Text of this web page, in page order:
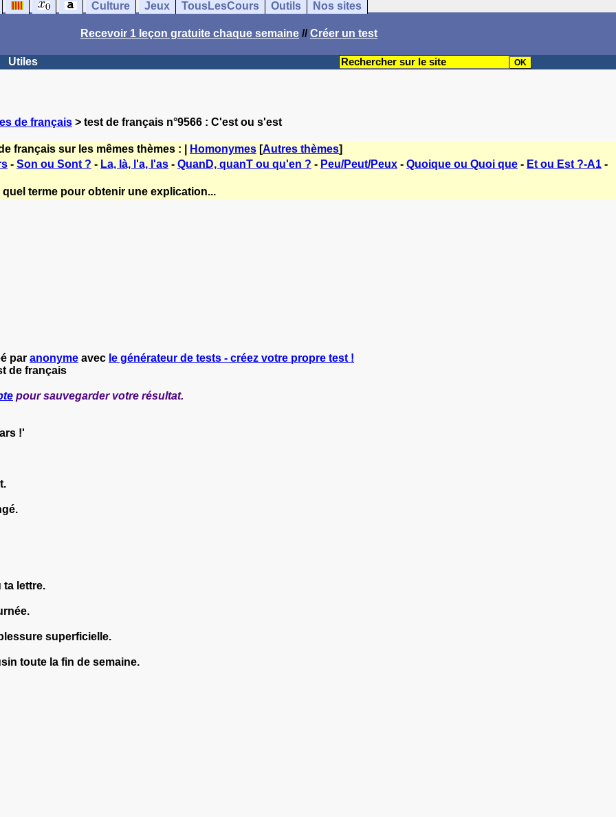
Culture Jeux TousLesCours Outils Nos sites
Recevoir 1 leçon gratuite chaque semaine //Créer un test
Utiles
de français > test de français n°9566 : C'est ou s'est
français sur les mêmes thèmes : | Homonymes [Autres thèmes]
- Son ou Sont ? - La, là, l'a, l'as - QuanD, quanT ou qu'en ? - Peu/Peut/Peux - Quoique ou Quoi que - Et ou Est ?-A1 -
terme pour obtenir une explication...
par anonyme avec le générateur de tests - créez votre propre test !
de français
pour sauvegarder votre résultat.
!'
ta lettre.
superficielle.
toute la fin de semaine.